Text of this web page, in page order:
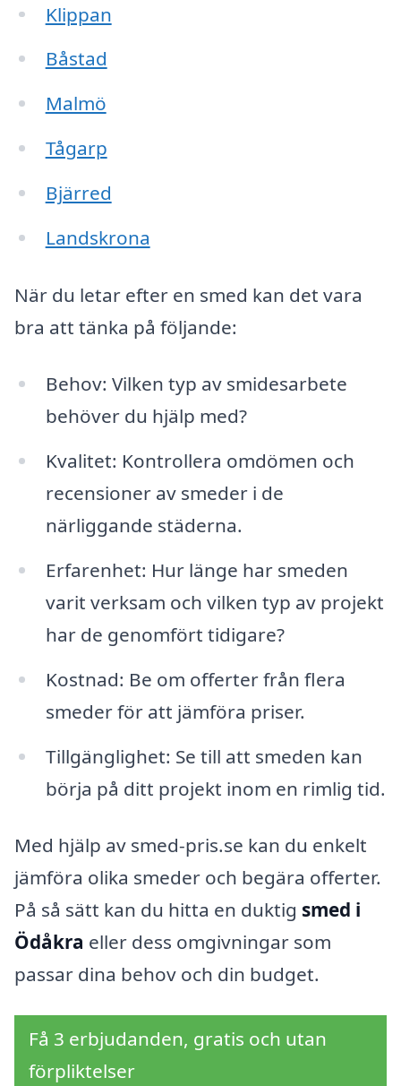
Klippan
Båstad
Malmö
Tågarp
Bjärred
Landskrona
När du letar efter en smed kan det vara
bra att tänka på följande:
Behov: Vilken typ av smidesarbete
behöver du hjälp med?
Kvalitet: Kontrollera omdömen och
recensioner av smeder i de
närliggande städerna.
Erfarenhet: Hur länge har smeden
varit verksam och vilken typ av projekt
har de genomfört tidigare?
Kostnad: Be om offerter från flera
smeder för att jämföra priser.
Tillgänglighet: Se till att smeden kan
börja på ditt projekt inom en rimlig tid.
Med hjälp av smed-pris.se kan du enkelt
jämföra olika smeder och begära offerter.
På så sätt kan du hitta en duktig smed i
Ödåkra eller dess omgivningar som
passar dina behov och din budget.
Få 3 erbjudanden, gratis och utan
förpliktelser